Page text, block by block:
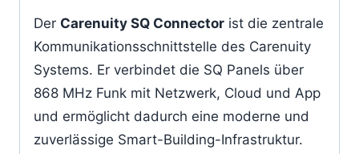
Der Carenuity SQ Connector ist die zentrale
Kommunikationsschnittstelle des Carenuity
Systems. Er verbindet die SQ Panels über
868 MHz Funk mit Netzwerk, Cloud und App
und ermöglicht dadurch eine moderne und
zuverlässige Smart-Building-Infrastruktur.